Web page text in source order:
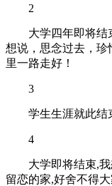
2
大学四年即将结束
想说，思念过去，珍
里一路走好！
3
学生生涯就此结
4
大学即将结束,我
留恋的家,好舍不得